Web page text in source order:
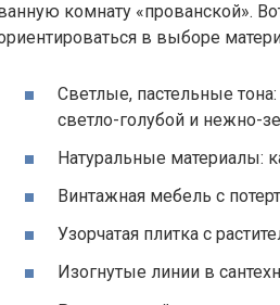
комнату «прованской».
в выборе
Светлые, пастельные
светло-голубой и нежно-
Натуральные материалы:
Винтажная мебель с
Узорчатая плитка с
Изогнутые линии в